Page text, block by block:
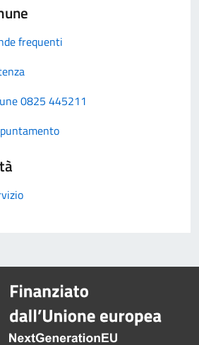
frequenti
0825 445211